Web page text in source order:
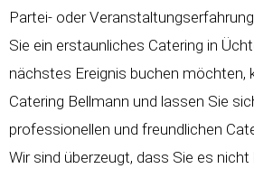
Partei- oder
Sie ein erstaunliches Catering in
nächstes Ereignis buchen möchten,
Catering Bellmann und lassen Sie
professionellen und freundlichen
Wir sind überzeugt, dass Sie es nicht